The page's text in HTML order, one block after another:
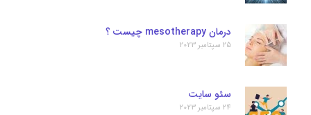
درمان mesotherapy چیست ؟
25 سپتامبر 2023
سئو سایت
24 سپتامبر 2023